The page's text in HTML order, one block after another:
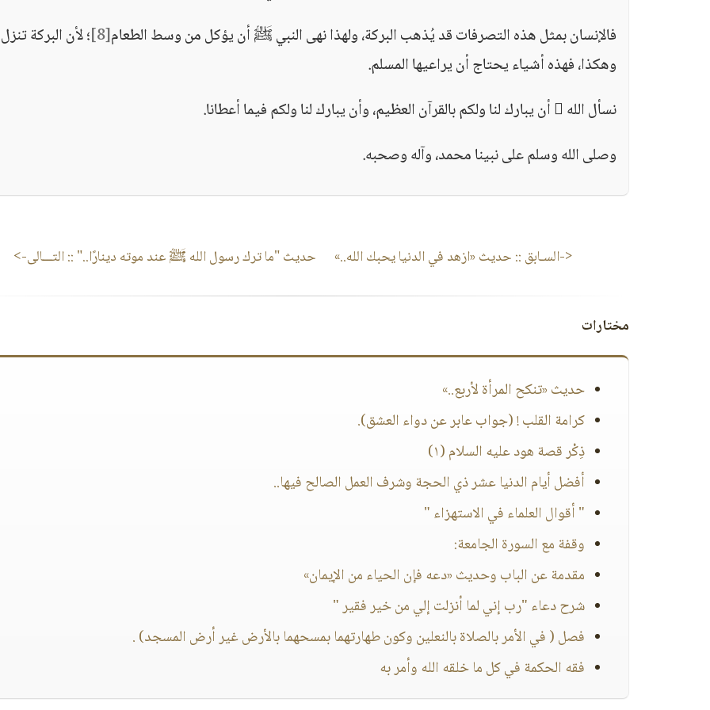
فالإنسان بمثل هذه التصرفات قد يُذهب البركة، ولهذا نهى النبي ﷺ أن يؤكل من وسط الطعام[8] ؛ لأن البركة
وهكذا، فهذه أشياء يحتاج أن يراعيها المسلم.
نسأل الله  أن يبارك لنا ولكم بالقرآن العظيم، وأن يبارك لنا ولكم فيما أعطانا.
وصلى الله وسلم على نبينا محمد، وآله وصحبه.
<-السـابق :: حديث «ازهد في الدنيا يحبك الله..» حديث "ما ترك رسول الله ﷺ عند موته دينارًا.." :: التـــالى->
مختارات
حديث «تنكح المرأة لأربع..»
كرامة القلب ! (جواب عابر عن دواء العشق).
ذِكْر قصة هود عليه السلام (١)
أفضل أيام الدنيا عشر ذي الحجة وشرف العمل الصالح فيها..
" أقوال العلماء في الاستهزاء "
وقفة مع السورة الجامعة:
مقدمة عن الباب وحديث «دعه فإن الحياء من الإيمان»
شرح دعاء "رب إني لما أنزلت إلي من خير فقير "
فصل ( في الأمر بالصلاة بالنعلين وكون طهارتهما بمسحهما بالأرض غير أرض المسجد) .
فقه الحكمة في كل ما خلقه الله وأمر به